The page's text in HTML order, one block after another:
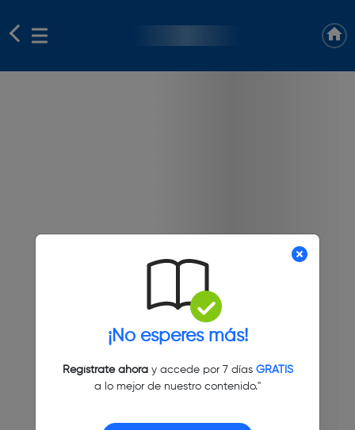
¡No esperes más!
Regístrate ahoray accede por 7 días GRATIS
a lo mejor de nuestro contenido."